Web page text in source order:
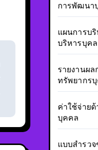
การพัฒนา
แผนการบ
บริหารบุค
รายงานผ
ทรัพยากร
ค่าใช้จ่าย
บุคคล
แบบสำรว